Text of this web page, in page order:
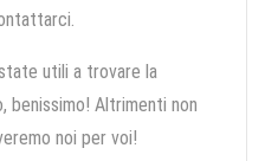
utili a trovare la
benissimo! Altrimenti non
noi per voi!